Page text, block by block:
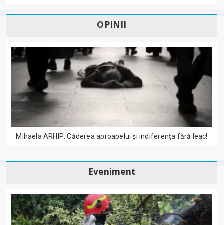
OPINII
Mihaela ARHIP: Căderea aproapelui și indiferența fără leac!
Eveniment